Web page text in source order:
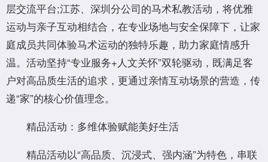
层交流平台;江苏、深圳分公司的马术私教活动，将优雅
运动与亲子互动相结合，在专业场地与安全保障下，让家
庭成员共同体验马术运动的独特乐趣，助力家庭情感升
温。活动坚持“专业服务+人文关怀”双轮驱动，既满足客
户对高品质生活的追求，更通过亲情互动场景的营造，传
递“家”的核心价值理念。
精品活动：多维体验赋能美好生活
精品活动以“高品质、沉浸式、强内涵”为特色，串联